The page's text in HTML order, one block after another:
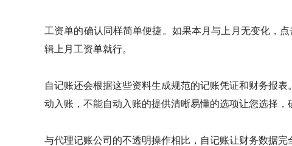
工资单的确认同样简单便捷。如果本月与上月无变化，
辑上月工资单就行。
自记账还会根据这些资料生成规范的记账凭证和财务报
动入账，不能自动入账的提供清晰易懂的选项让您选择，
与代理记账公司的不透明操作相比，自记账让财务数据完